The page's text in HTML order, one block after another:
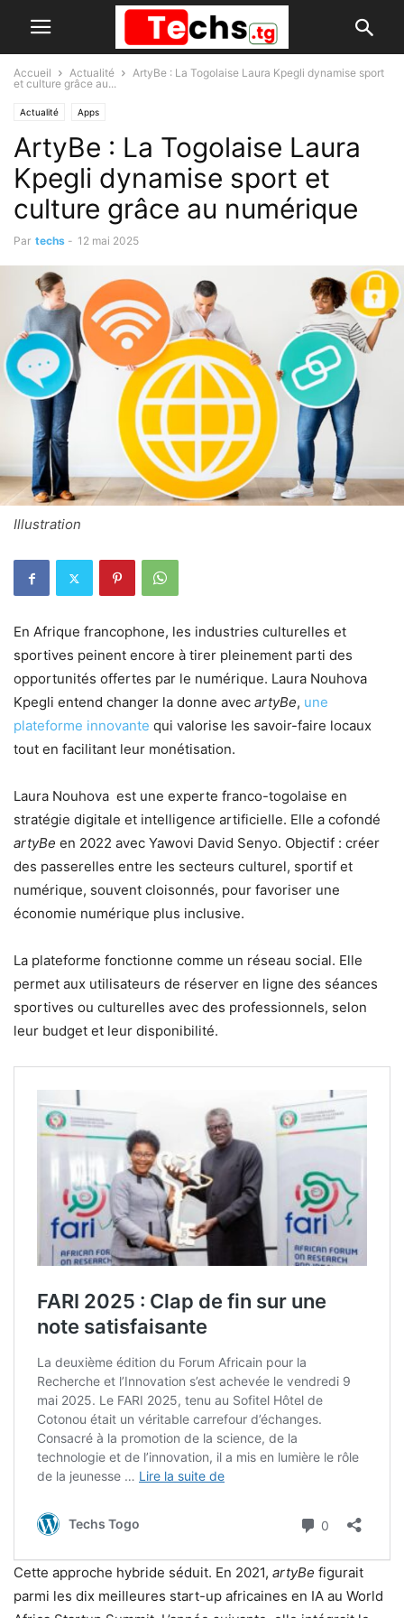
Accueil Actualité
ArtyBe : La Togolaise Laura Kpegli dynamise sport
et culture grâce au...
Actualité Apps
ArtyBe : La Togolaise Laura
Kpegli dynamise sport et
culture grâce au numérique
Par techs - 12 mai 2025
Illustration
En Afrique francophone, les industries culturelles et
sportives peinent encore à tirer pleinement parti des
opportunités offertes par le numérique. Laura Nouhova
Kpegli entend changer la donne avec artyBe, une
plateforme innovante qui valorise les savoir-faire locaux
tout en facilitant leur monétisation.
Laura Nouhova est une experte franco-togolaise en
stratégie digitale et intelligence artificielle. Elle a cofondé
artyBe en 2022 avec Yawovi David Senyo. Objectif : créer
des passerelles entre les secteurs culturel, sportif et
numérique, souvent cloisonnés, pour favoriser une
économie numérique plus inclusive.
La plateforme fonctionne comme un réseau social. Elle
permet aux utilisateurs de réserver en ligne des séances
sportives ou culturelles avec des professionnels, selon
leur budget et leur disponibilité.
Cette approche hybride séduit. En 2021, artyBe figurait
parmi les dix meilleures start-up africaines en IA au World